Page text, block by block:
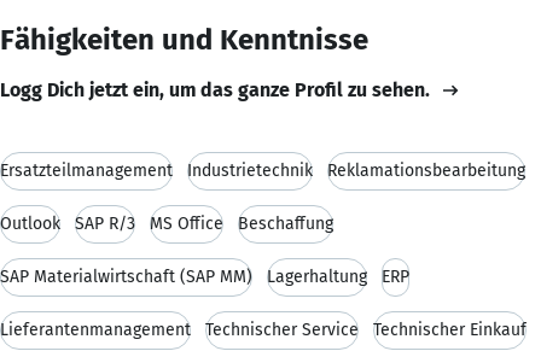
Fähigkeiten und Kenntnisse
Logg Dich jetzt ein, um das ganze Profil zu sehen.
Ersatzteilmanagement Industrietechnik Reklamationsbearbeitung
Outlook SAP R/3 MS Office Beschaffung
SAP Materialwirtschaft (SAP MM) Lagerhaltung ERP
Lieferantenmanagement Technischer Service Technischer Einkauf